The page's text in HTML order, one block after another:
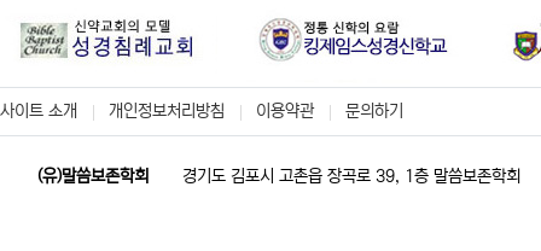
사이트 소개 개인정보처리방침 이용약관 문의하기
(유)말씀보존학회 경기도 김포시 고촌읍 장곡로 39, 1층 말씀보존학회